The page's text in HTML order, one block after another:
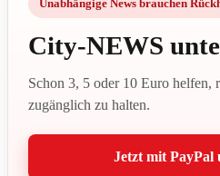
Unabhängige News brauchen
City-NEWS
Schon 3, 5 oder 10 Euro helfen,
zugänglich zu halten.
Jetzt mit PayPal